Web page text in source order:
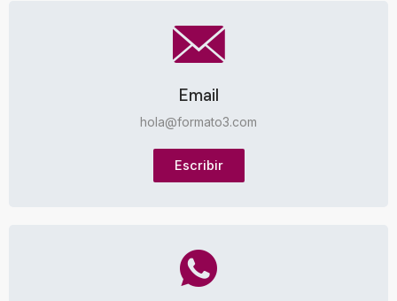
Email
hola@formato3.com
Escribir